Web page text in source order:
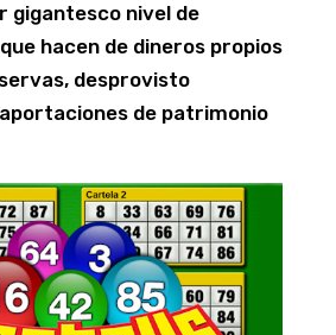
gigantesco nivel de
hacen de dineros propios
desprovisto
de patrimonio